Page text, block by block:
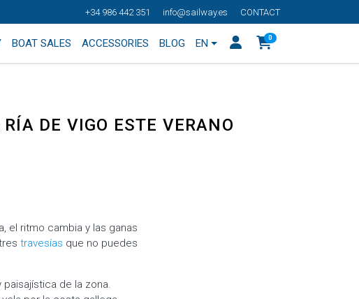
+34 986 442 351 info@sailway.es CONTACT
BOAT SALES ACCESSORIES BLOG EN 0
DE VIGO ESTE VERANO
el ritmo cambia y las ganas
travesías que no puedes
de la zona.